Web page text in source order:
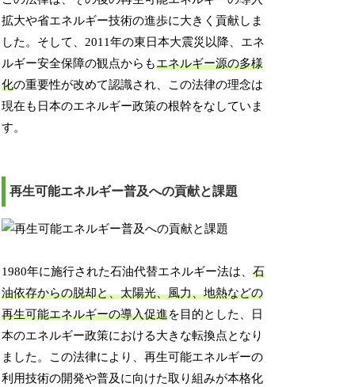
拡大や省エネルギー技術の進歩に大きく貢献しま
した。そして、2011年の東日本大震災以降、エネ
ルギー安全保障の観点からもエネルギー源の多様
化の重要性が改めて認識され、この法律の理念は
現在も日本のエネルギー政策の根幹をなしていま
す。
再生可能エネルギー普及への貢献と課題
1980年に施行された石油代替エネルギー法は、石
油依存からの脱却と、太陽光、風力、地熱などの
再生可能エネルギーの導入促進を目的とした、日
本のエネルギー政策における大きな転換点となり
ました。この法律により、再生可能エネルギーの
利用技術の開発や普及に向けた取り組みが本格化